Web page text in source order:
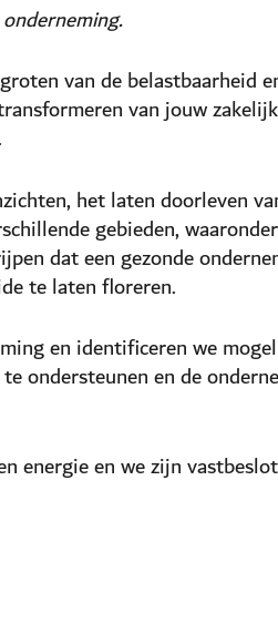
van de belastbaarheid
van jouw
het laten doorleven
gebieden,
dat een gezonde
te laten floreren.
en identificeren we
ondersteunen en de
energie en we zijn